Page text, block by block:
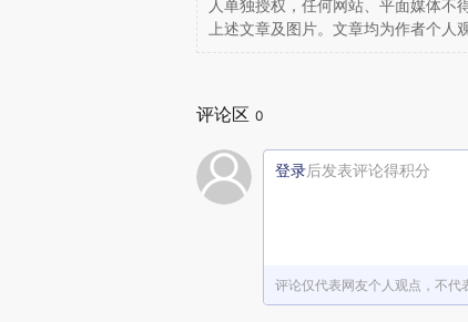
人单独授权，任何网站、平面媒体不
上述文章及图片。文章均为作者个人
评论区 0
登录后发表评论得积分
评论仅代表网友个人观点，不代